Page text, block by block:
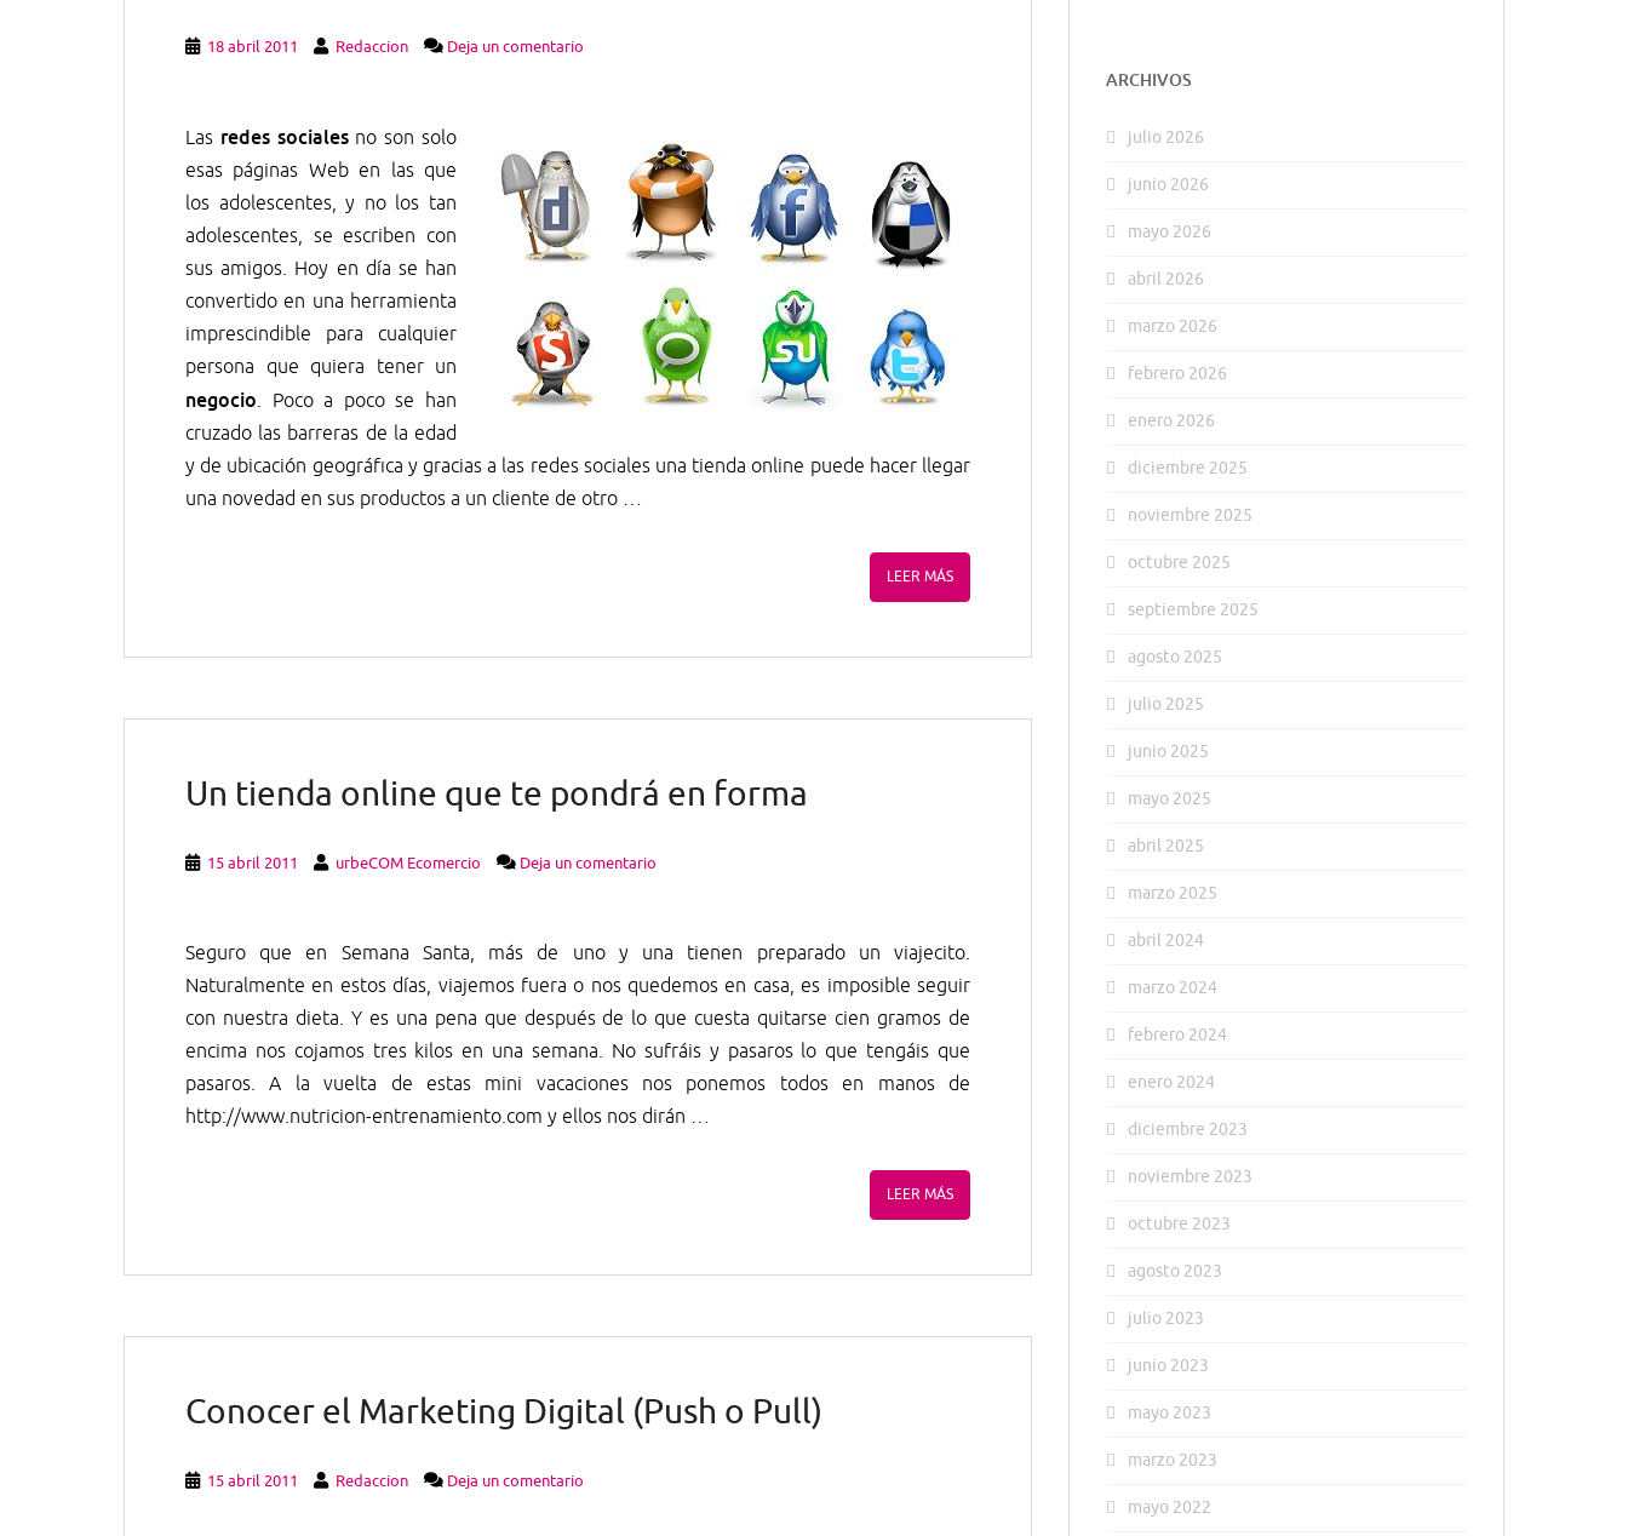
18 abril 2011 Redaccion Deja un comentario
Las redes socialesno son solo
esas páginas Web en las que
los adolescentes, y no los tan
adolescentes, se escriben con
sus amigos. Hoy en día se han
convertido en una herramienta
imprescindible para cualquier
persona que quiera tener un
negocio. Poco a poco se han
cruzado las barreras de la edad
y de ubicación geográfica y gracias a las redes sociales una tienda online puede hacer llegar
una novedad en sus productos a un cliente de otro …
LEER MÁS
Un tienda online que te pondrá en forma
15 abril 2011 urbeCOM Ecomercio Deja un comentario
Seguro que en Semana Santa, más de uno y una tienen preparado un viajecito.
Naturalmente en estos días, viajemos fuera o nos quedemos en casa, es imposible seguir
con nuestra dieta. Y es una pena que después de lo que cuesta quitarse cien gramos de
encima nos cojamos tres kilos en una semana. No sufráis y pasaros lo que tengáis que
pasaros. A la vuelta de estas mini vacaciones nos ponemos todos en manos de
http://www.nutricion-entrenamiento.com y ellos nos dirán …
LEER MÁS
Conocer el Marketing Digital (Push o Pull)
15 abril 2011 Redaccion Deja un comentario
ARCHIVOS
julio 2026
junio 2026
mayo 2026
abril 2026
marzo 2026
febrero 2026
enero 2026
diciembre 2025
noviembre 2025
octubre 2025
septiembre 2025
agosto 2025
julio 2025
junio 2025
mayo 2025
abril 2025
marzo 2025
abril 2024
marzo 2024
febrero 2024
enero 2024
diciembre 2023
noviembre 2023
octubre 2023
agosto 2023
julio 2023
junio 2023
mayo 2023
marzo 2023
mayo 2022